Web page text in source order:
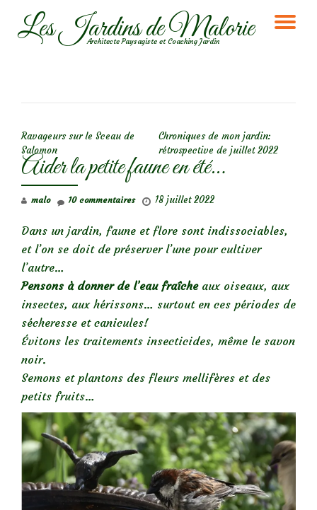
AllerLes Jardins de Malorie
Architecte Paysagiste et Coaching Jardin
Ravageurs sur le Sceau de
Salomon
Chroniques de mon jardin:
rétrospective de juillet 2022
Aider la petite faune en été…
malo 18 juillet 2022
10 commentaires
Dans un jardin, faune et flore sont indissociables,
et l’on se doit de préserver l’une pour cultiver
l’autre…
Pensons à donner de l’eau fraîcheaux oiseaux, aux
insectes, aux hérissons… surtout en ces périodes de
sécheresse et canicules!
Évitons les traitements insecticides, même le savon
noir.
Semons et plantons des fleurs mellifères et des
petits fruits…